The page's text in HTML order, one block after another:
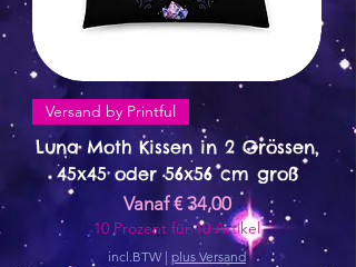
Versand by Printful
Luna Moth Kissen in 2 Grössen,
45x45 oder 56x56 cm groß
Vanaf€ 34,00
Verkoopprijs
10 Prozent für 10 Artikel
incl.BTW | plus Versand